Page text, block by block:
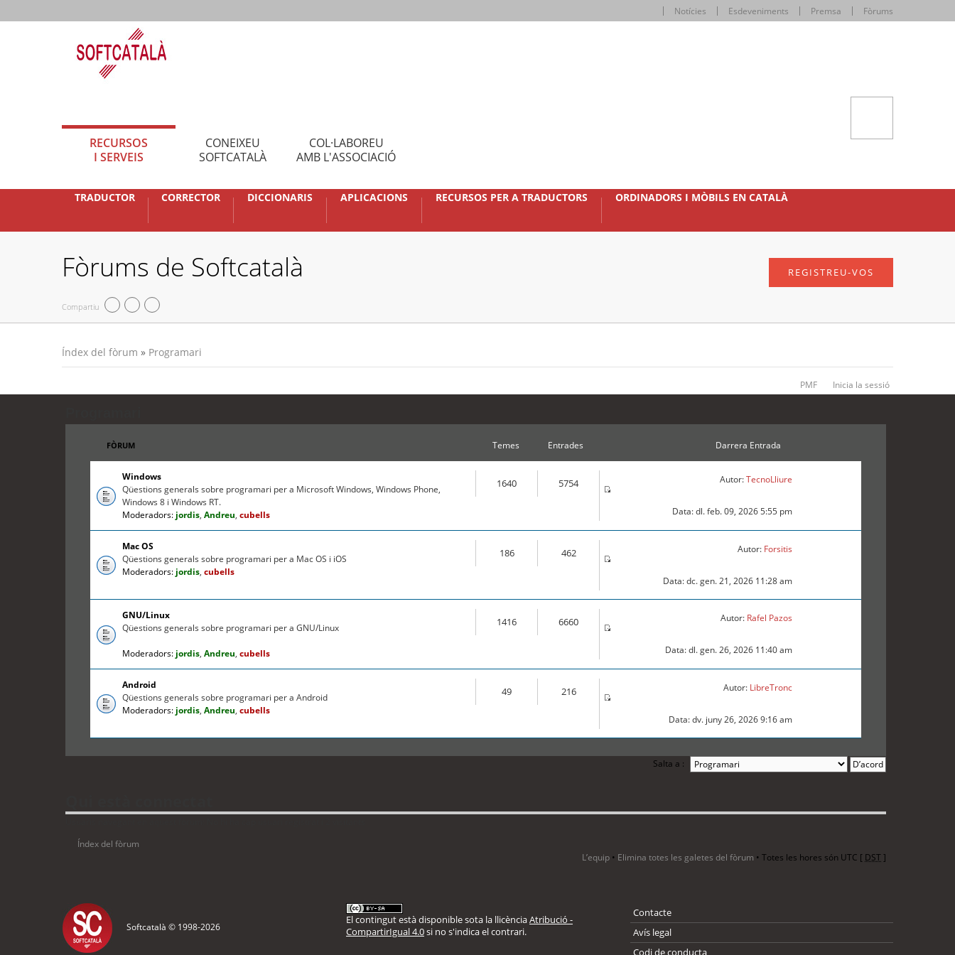
Notícies Esdeveniments Premsa Fòrums
RECURSOS
I SERVEIS
CONEIXEU
SOFTCATALÀ
COL·LABOREU
AMB L'ASSOCIACIÓ
TRADUCTOR CORRECTOR DICCIONARIS APLICACIONS RECURSOS PER A TRADUCTORS ORDINADORS I MÒBILS EN CATALÀ
Fòrums de Softcatalà
Compartiu
REGISTREU-VOS
Índex del fòrum » Programari
PMF Inicia la sessió
FÒRUM Temes Entrades Darrera Entrada
Windows
Qüestions generals sobre programari per a Microsoft Windows, Windows Phone,
Windows 8 i Windows RT.
Moderadors: jordis, Andreu, cubells
1640 5754 Autor:TecnoLliure
Data: dl. feb. 09, 2026 5:55 pm
Mac OS
Qüestions generals sobre programari per a Mac OS i iOS
Moderadors: jordis, cubells
186 462 Autor: Forsitis
Data: dc. gen. 21, 2026 11:28 am
GNU/Linux
Qüestions generals sobre programari per a GNU/Linux
Moderadors: jordis, Andreu, cubells
1416 6660 Autor: Rafel Pazos
Data: dl. gen. 26, 2026 11:40 am
Android
Qüestions generals sobre programari per a Android
Moderadors: jordis, Andreu, cubells
49 216 Autor: LibreTronc
Data: dv. juny 26, 2026 9:16 am
Salta a :
Índex del fòrum
L’equip • Elimina totes les galetes del fòrum • Totes les hores són UTC [ DST]
Softcatalà © 1998-2026
El contingut està disponible sota la llicènciaAtribució -
CompartirIgual 4.0si no s'indica el contrari.
Contacte
Avís legal
Codi de conducta